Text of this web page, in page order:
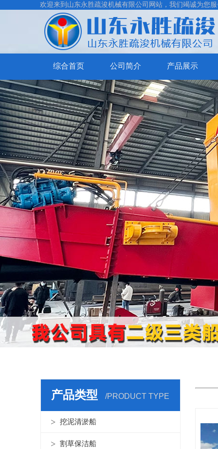
欢迎来到山东永胜疏浚机械有限公司网站，我们竭诚为您
综合首页 公司简介 产品展示
挖
泥
清
淤
船
割
草
保
洁
船
抽
沙
船
系
列
制
砂
洗
沙
机
产品类型 /PRODUCT TYPE
挖泥清淤船
割草保洁船